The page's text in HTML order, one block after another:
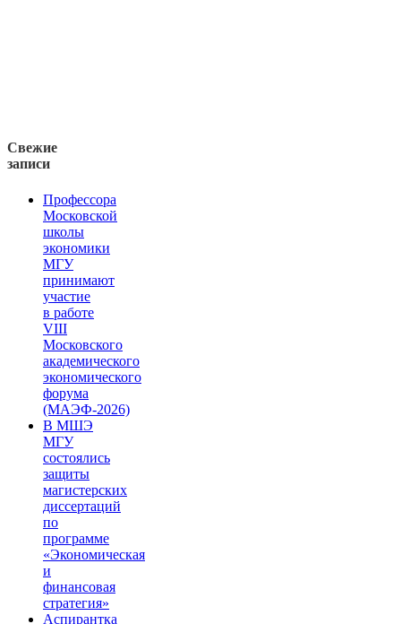
Свежие
записи
Профессора
Московской
школы
экономики
МГУ
принимают
участие
в работе
VIII
Московского
академического
экономического
форума
(МАЭФ-2026)
В МШЭ
МГУ
состоялись
защиты
магистерских
диссертаций
по
программе
«Экономическая
и
финансовая
стратегия»
Аспирантка